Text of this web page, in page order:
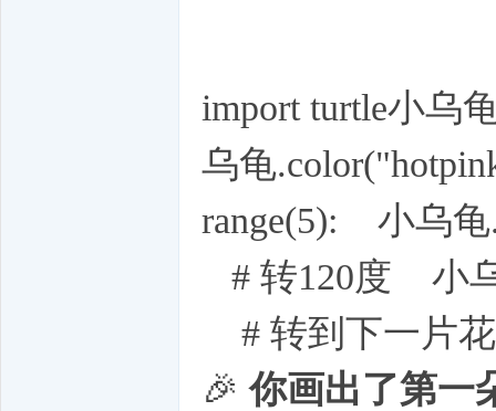
import turtle小乌
乌龟
range(5): 小乌
# 转120度 小
# 转到下一片花
🎉你画出了第一